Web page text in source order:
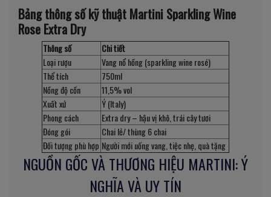
Bảng thông số kỹ thuật Martini Sparkling Wine
Rose Extra Dry
Thông số
Chi tiết
Loại rượu
Vang nổ hồng (sparkling wine rosé)
Thể tích
750ml
Nồng độ cồn
11,5% vol
Xuất xứ
Ý (Italy)
Phong cách
Extra dry – hậu vị khô, trái cây tươi
Đóng gói
Chai lẻ/ thùng 6 chai
Đối tượng phù hợp Người mới uống vang, tiệc nhẹ, quà tặng
NGUỒN GỐC VÀ THƯƠNG HIỆU MARTINI: Ý
NGHĨA VÀ UY TÍN